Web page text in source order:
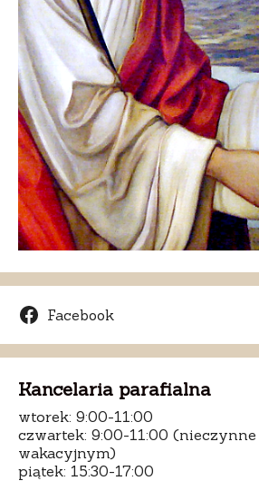
Facebook
Kancelaria parafialna
wtorek: 9:00-11:00
czwartek: 9:00-11:00
wakacyjnym)
piątek: 15:30-17:00